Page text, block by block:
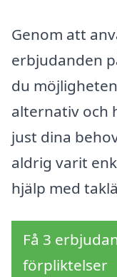
Genom att
erbjudanden
du
alternativ och
just dina
aldrig varit
hjälp med
Få 3
förpliktelser